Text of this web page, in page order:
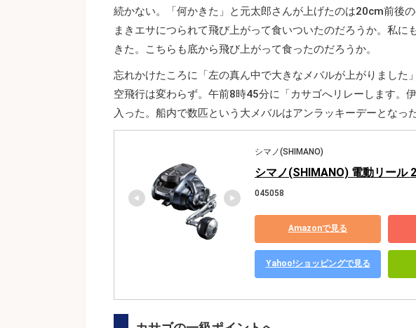
続かない。「何かきた」と元太郎さんが上げたのは20cm前後
まきエサにつられて飛び上がって食いついたのだろうか。私
きた。こちらも底から飛び上がって食ったのだろうか。
忘れかけたころに「左の真ん中で大きなメバルが上がりました
空飛行は変わらず。午前8時45分に「カサゴへリレーします。
入った。船内で数匹という大メバルはアンラッキーデーとなっ
シマノ(SHIMANO)
シマノ(SHIMANO) 電動リール
045058
Amazonで見る
Yahoo!ショッピングで見る